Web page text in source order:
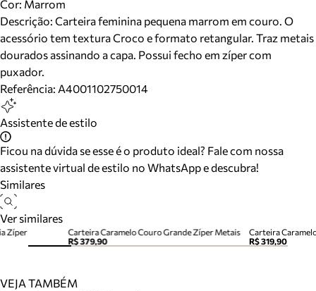
Cor: Marrom
Descrição: Carteira feminina pequena marrom em couro. O
acessório tem textura Croco e formato retangular. Traz metais
dourados assinando a capa. Possui fecho em zíper com
puxador.
Referência: A4001102750014
Assistente de estilo
Ficou na dúvida se esse é o produto ideal? Fale com nossa
assistente virtual de estilo no WhatsApp e descubra!
Similares
Ver similares
Carteira Caramelo Couro Grande Zíper Metais
R$ 379,90
Carteira
R$ 319,90
Zíper
VEJA TAMBÉM